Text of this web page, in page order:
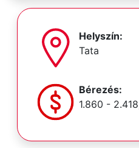
Helyszín:
Tata
Bérezés:
1.860 -